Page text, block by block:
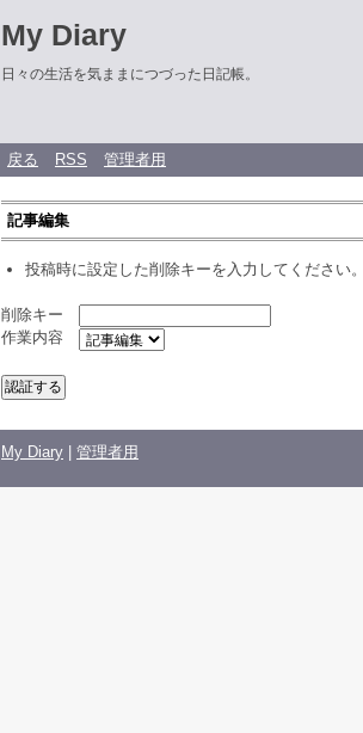
My Diary
日々の生活を気ままにつづった日記帳。
戻る RSS 管理者用
記事編集
投稿時に設定した削除キーを入力してください
削除キー
作業内容
My Diary 管理者用